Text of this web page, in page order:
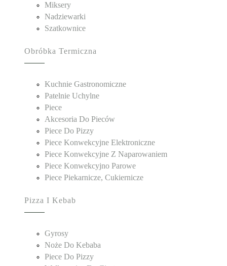
Miksery
Nadziewarki
Szatkownice
Obróbka Termiczna
Kuchnie Gastronomiczne
Patelnie Uchylne
Piece
Akcesoria Do Pieców
Piece Do Pizzy
Piece Konwekcyjne Elektroniczne
Piece Konwekcyjne Z Naparowaniem
Piece Konwekcyjno Parowe
Piece Piekarnicze, Cukiernicze
Pizza I Kebab
Gyrosy
Noże Do Kebaba
Piece Do Pizzy